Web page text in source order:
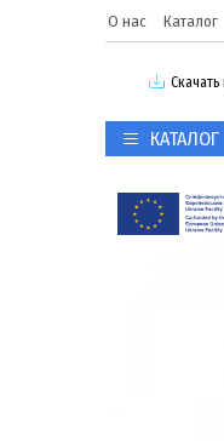
О нас Каталог
Скачать
КАТАЛОГ